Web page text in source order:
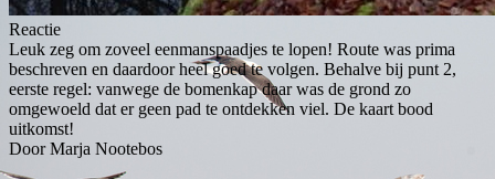
Reactie
Leuk zeg om zoveel eenmanspaadjes te lopen! Route was prima
beschreven en daardoor heel goed te volgen. Behalve bij punt 2,
eerste regel: vanwege de bomenkap daar was de grond zo
omgewoeld dat er geen pad te ontdekken viel. De kaart bood
uitkomst!
Door Marja Nootebos